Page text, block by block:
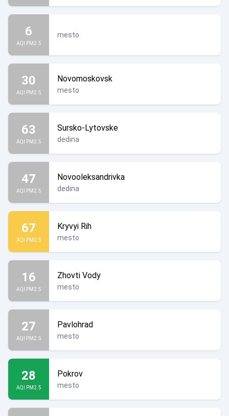
6
AQI PM2.5
mesto
30
AQI PM2.5
Novomoskovsk
mesto
63
AQI PM2.5
Sursko-Lytovske
dedina
47
AQI PM2.5
Novooleksandrivka
dedina
67
AQI PM2.5
Kryvyi Rih
mesto
16
AQI PM2.5
Zhovti Vody
mesto
27
AQI PM2.5
Pavlohrad
mesto
28
AQI PM2.5
Pokrov
mesto